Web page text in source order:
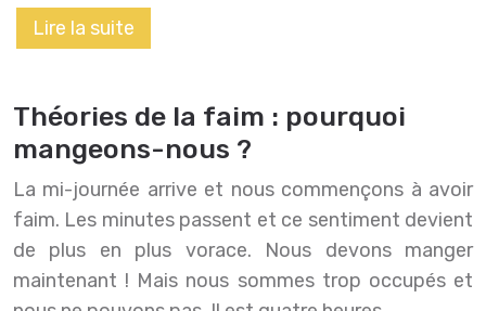
Lire la suite
Théories de la faim : pourquoi
mangeons-nous ?
La mi-journée arrive et nous commençons à avoir
faim. Les minutes passent et ce sentiment devient
de plus en plus vorace. Nous devons manger
maintenant ! Mais nous sommes trop occupés et